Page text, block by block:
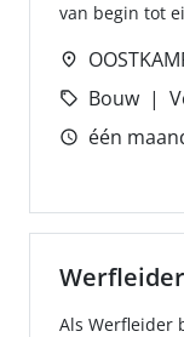
van begin tot
Bouw
één
Werfleider
Als Werfleider